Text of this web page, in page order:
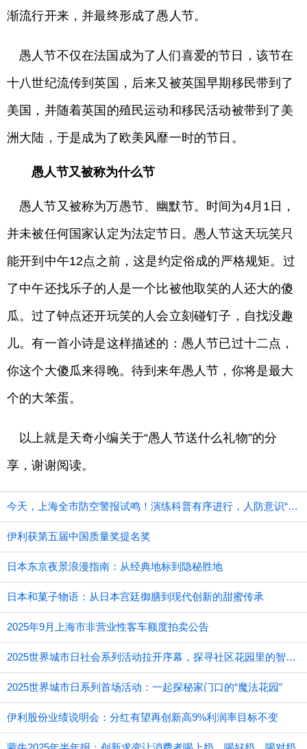
渐流行开来，并最终形成了愚人节。
愚人节不仅在法国成为了人们喜爱的节日，该节在
十八世纪流传到英国，后来又被英国早期移民带到了
美国，并随着英国的殖民运动和移民活动被带到了美
洲大陆，于是成为了欧美风靡一时的节日。
愚人节又被称为什么节
愚人节又被称为万愚节、幽默节。时间为4月1日，
并未被任何国家认定为法定节日。愚人节这天玩笑只
能开到中午12点之前，这是约定俗成的严格规矩。过
了中午还找乐子的人是一个比被他取笑的人还大的傻
瓜。过了钟点还开玩笑的人会立刻碰钉子，自找没趣
儿。有一首小诗是这样描述的：愚人节已过十二点，
你这个大傻瓜来得晚。待到来年愚人节，你将是最大
个的大笨蛋。
以上就是天奇小编关于“愚人节送什么礼物”的分
享，谢谢阅读。
今天，上海全市防空警报试鸣！演练科普有序进行，人防意识“声入人心”
伊利获第五届中国质量奖提名奖
日本东京夜景浪漫指南：从经典地标到隐秘胜地
日本和菓子物语：从日本宫廷御膳到现代创新的甜蜜传承
2025年9月上海市非营业性客车额度拍卖公告
2025世界城市日社会系列活动拉开序幕，探寻社区花园里的智慧应用
2025世界城市日系列首场活动：一起探秘家门口的“魔法花园”
伊利股份业绩说明会：分红有望再创新高9%利润率目标不变